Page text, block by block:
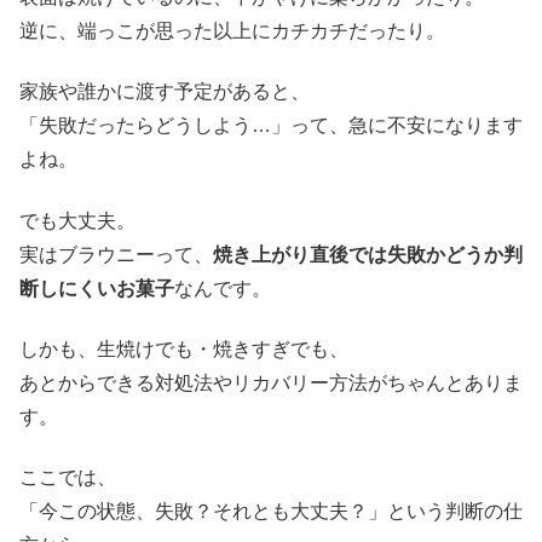
逆に、端っこが思った以上にカチカチだったり。
家族や誰かに渡す予定があると、
「失敗だったらどうしよう…」って、急に不安になります
よね。
でも大丈夫。
実はブラウニーって、 焼き上がり直後では失敗かどうか判
断しにくいお菓子なんです。
しかも、生焼けでも・焼きすぎでも、
あとからできる対処法やリカバリー方法がちゃんとありま
す。
ここでは、
「今この状態、失敗？それとも大丈夫？」という判断の仕